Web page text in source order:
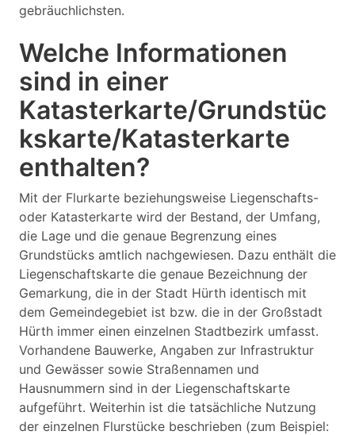
gebräuchlichsten.
Welche Informationen
sind in einer
Katasterkarte/Grundstüc
kskarte/Katasterkarte
enthalten?
Mit der Flurkarte beziehungsweise Liegenschafts-
oder Katasterkarte wird der Bestand, der Umfang,
die Lage und die genaue Begrenzung eines
Grundstücks amtlich nachgewiesen. Dazu enthält die
Liegenschaftskarte die genaue Bezeichnung der
Gemarkung, die in der Stadt Hürth identisch mit
dem Gemeindegebiet ist bzw. die in der Großstadt
Hürth immer einen einzelnen Stadtbezirk umfasst.
Vorhandene Bauwerke, Angaben zur Infrastruktur
und Gewässer sowie Straßennamen und
Hausnummern sind in der Liegenschaftskarte
aufgeführt. Weiterhin ist die tatsächliche Nutzung
der einzelnen Flurstücke beschrieben (zum Beispiel: